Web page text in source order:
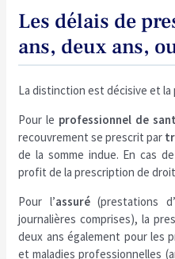
Les délais de
ans, deux ans,
La distinction est décisive et
Pour le professionnel de
recouvrement se prescrit par
de la somme indue. En cas de
profit de la prescription de
Pour l’assuré(prestations
journalières comprises), la
deux ans également pour les
et maladies professionnelles